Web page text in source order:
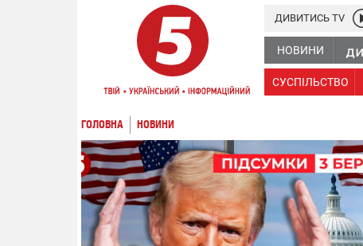
НОВИНИ
СУСПІЛЬСТВО
ДИВИТИСЬ TV
ГОЛОВНА НОВИНИ